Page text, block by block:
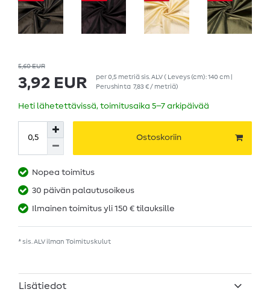
5,60 EUR
3,92 EUR per0,5 metriäsis. ALV( Leveys (cm): 140 cm |
Perushinta 7,83 € / metriä)
Heti lähetettävissä, toimitusaika 5–7 arkipäivää
Ostoskoriin
Nopea toimitus
30 päivän palautusoikeus
Ilmainen toimitus yli 150 € tilauksille
* sis. ALV ilman Toimituskulut
Lisätiedot